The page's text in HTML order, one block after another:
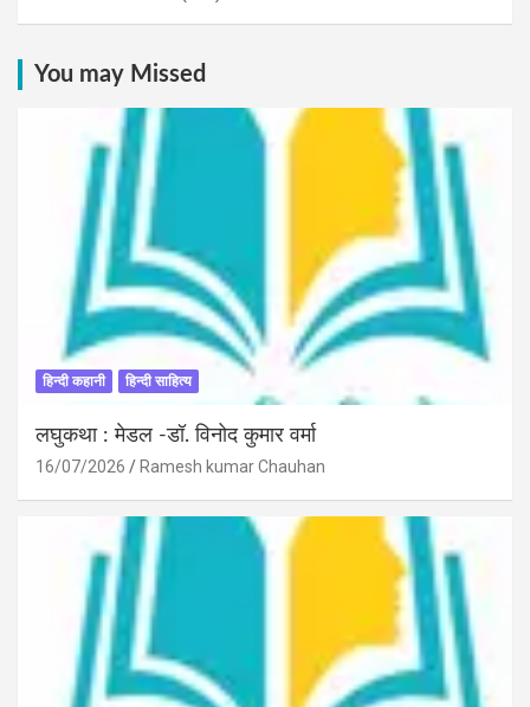
You may Missed
हिन्दी कहानी हिन्दी साहित्य
लघुकथा : मेडल -डॉ. विनोद कुमार वर्मा
16/07/2026 Ramesh kumar Chauhan